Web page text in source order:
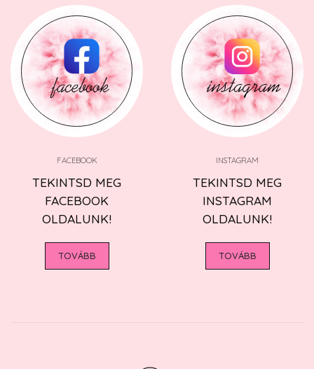
FACEBOOK
TEKINTSD MEG
FACEBOOK
OLDALUNK!
TOVÁBB
INSTAGRAM
TEKINTSD MEG
INSTAGRAM
OLDALUNK!
TOVÁBB